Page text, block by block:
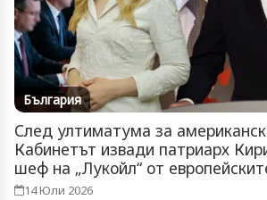
България
След ултиматума за
Кабинетът извади патриарх
шеф на „Лукойл“ от
14 Юли 2026